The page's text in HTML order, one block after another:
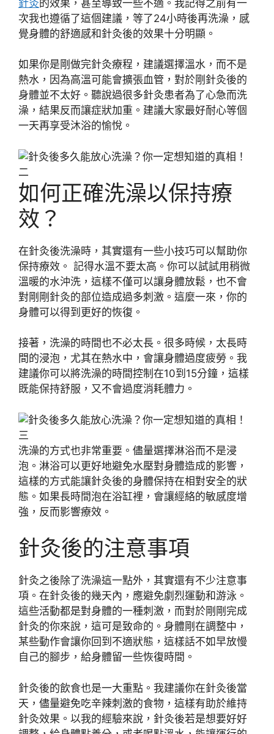
針灸的效果，甚至導致一些不適。我記得之前有一
次我也遵循了這個建議，等了24小時後再洗澡，感
覺身體的舒適感和針灸後的效果十分明顯。
如果你是剛做完針灸療程，建議選擇溫水，而不是
熱水，因為高溫可能會擴張血管，對於剛針灸後的
身體並不太好。聽說過很多針灸患者為了心急而洗
澡，結果反而讓症狀加重。建議大家最好耐心等個
一天再享受沐浴的愉悅。
如何正確洗澡以保持療
效？
在針灸後洗澡時，其實還有一些小技巧可以幫助你
保持療效。 記得水溫不要太高。你可以試試用稍微
溫暖的水沖洗，這樣不僅可以讓身體放鬆，也不會
對剛剛針灸的部位造成過多刺激。這麼一來，你的
身體可以得到更好的恢復。
接著，洗澡的時間也不必太長。很多時候，太長時
間的浸泡，尤其在熱水中，會讓身體過度疲勞。我
建議你可以將洗澡的時間控制在10到15分鐘，這樣
既能保持舒服，又不會過度消耗體力。
洗澡的方式也非常重要。儘量選擇淋浴而不是浸
泡。淋浴可以更好地避免水壓對身體造成的影響，
這樣的方式能讓針灸後的身體保持在相對安全的狀
態。如果長時間泡在浴缸裡，會讓經絡的敏感度增
強，反而影響療效。
針灸後的注意事項
針灸之後除了洗澡這一點外，其實還有不少注意事
項。在針灸後的幾天內，應避免劇烈運動和游泳。
這些活動都是對身體的一種刺激，而對於剛剛完成
針灸的你來說，這可是致命的。身體剛在調整中，
某些動作會讓你回到不適狀態，這樣話不如早放慢
自己的腳步，給身體留一些恢復時間。
針灸後的飲食也是一大重點。我建議你在針灸後當
天，儘量避免吃辛辣刺激的食物，這樣有助於維持
針灸效果。以我的經驗來說，針灸後若是想要好好